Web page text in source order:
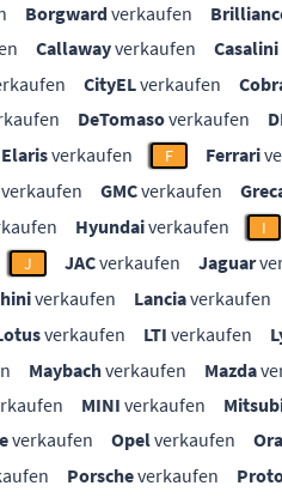
Borgwardverkaufen
Callawayverkaufen Casalini
CityELverkaufen
DeTomasoverkaufen
Elarisverkaufen F Ferrari
verkaufen GMCverkaufen
Hyundaiverkaufen I
J JACverkaufen Jaguar
verkaufen Lanciaverkaufen
verkaufen LTI verkaufen
Maybachverkaufen Mazda
MINI verkaufen
verkaufen Opelverkaufen Ora
Porscheverkaufen